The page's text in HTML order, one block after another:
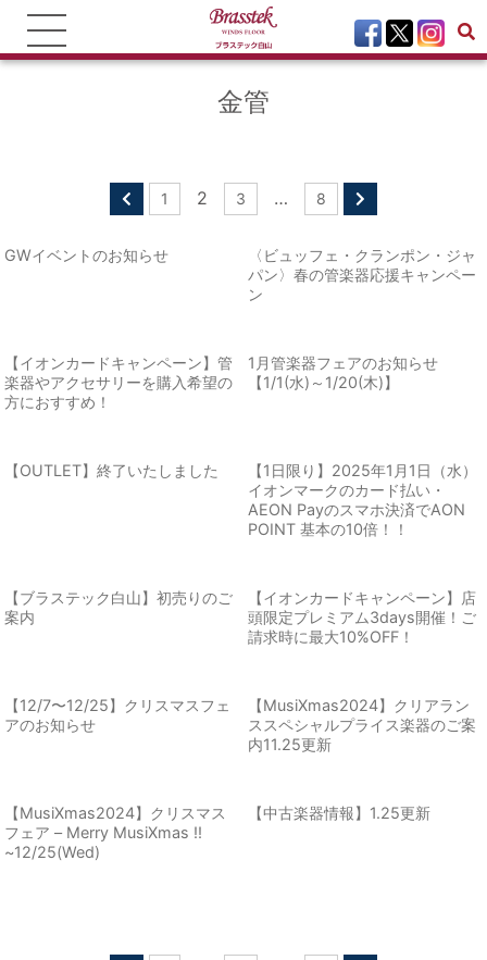
金管
1 2 3 … 8
GWイベントのお知らせ
〈ビュッフェ・クランポン・ジャ
パン〉春の管楽器応援キャンペー
ン
【イオンカードキャンペーン】管
楽器やアクセサリーを購入希望の
方におすすめ！
1月管楽器フェアのお知らせ
【1/1(水)～1/20(木)】
【OUTLET】終了いたしました
【1日限り】2025年1月1日（水）
イオンマークのカード払い・
AEON Payのスマホ決済でAON
POINT 基本の10倍！！
【ブラステック白山】初売りのご
案内
【イオンカードキャンペーン】店
頭限定プレミアム3days開催！ご
請求時に最大10%OFF！
【12/7〜12/25】クリスマスフェ
アのお知らせ
【MusiXmas2024】クリアラン
ススペシャルプライス楽器のご案
内11.25更新
【MusiXmas2024】クリスマス
フェア – Merry MusiXmas !!
~12/25(Wed)
【中古楽器情報】1.25更新